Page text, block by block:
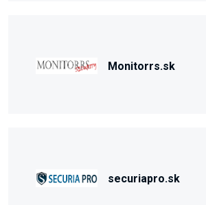
Monitorrs.sk
securiapro.sk